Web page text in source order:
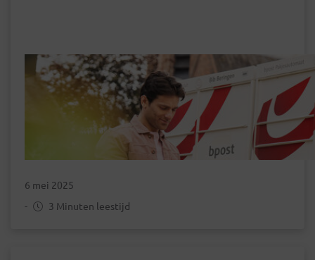
6 mei 2025
-
3 Minuten leestijd